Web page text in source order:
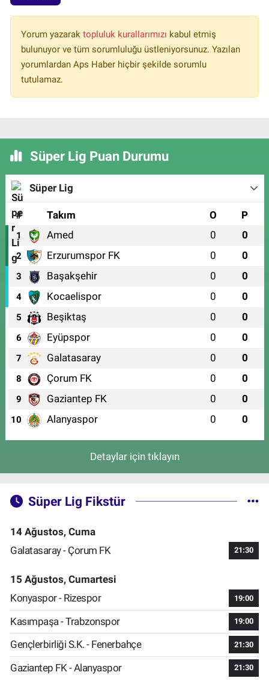
Yorum yazarak topluluk kurallarımızı kabul etmiş
bulunuyor ve tüm sorumluluğu üstleniyorsunuz. Yazılan
yorumlardan Aps Haber hiçbir şekilde sorumlu
tutulamaz.
Süper Lig Puan Durumu
Süper Lig
# Takım O P
1 Amed 0 0
2 Erzurumspor FK 0 0
3 Başakşehir 0 0
4 Kocaelispor 0 0
5 Beşiktaş 0 0
6 Eyüpspor 0 0
7 Galatasaray 0 0
8 Çorum FK 0 0
9 Gaziantep FK 0 0
10 Alanyaspor 0 0
Detaylar için tıklayın
Süper Lig Fikstür
14 Ağustos, Cuma
Galatasaray - Çorum FK
21:30
15 Ağustos, Cumartesi
Konyaspor - Rizespor
19:00
Kasımpaşa - Trabzonspor 19:00
Gençlerbirliği S.K. - Fenerbahçe 21:30
Gaziantep FK - Alanyaspor 21:30